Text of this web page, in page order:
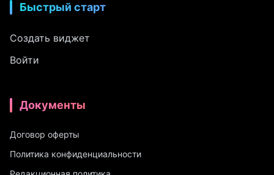
Быстрый старт
Создать виджет
Войти
Документы
Договор оферты
Политика конфиденциальности